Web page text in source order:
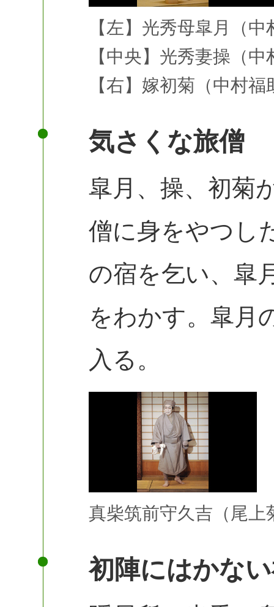
【左】光秀母皐月（
【中央】光秀妻操（
【右】嫁初菊（中村
気さくな旅僧
皐月、操、初菊
僧に身をやつし
の宿を乞い、皐
をわかす。皐月
入る。
真柴筑前守久吉（尾
初陣にはかな